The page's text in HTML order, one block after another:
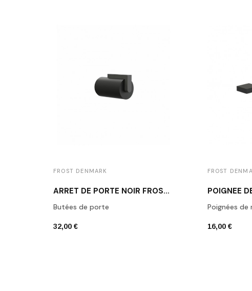
FROST DENMARK
ARRÊT DE PORTE NOIR FROST N1931B
Butées de porte
32,00 €
FROST
Poignées de
16,00 €